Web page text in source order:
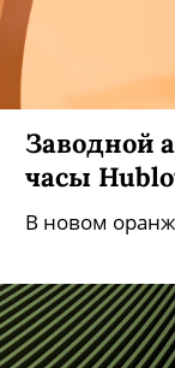
Заводной
часы
В новом